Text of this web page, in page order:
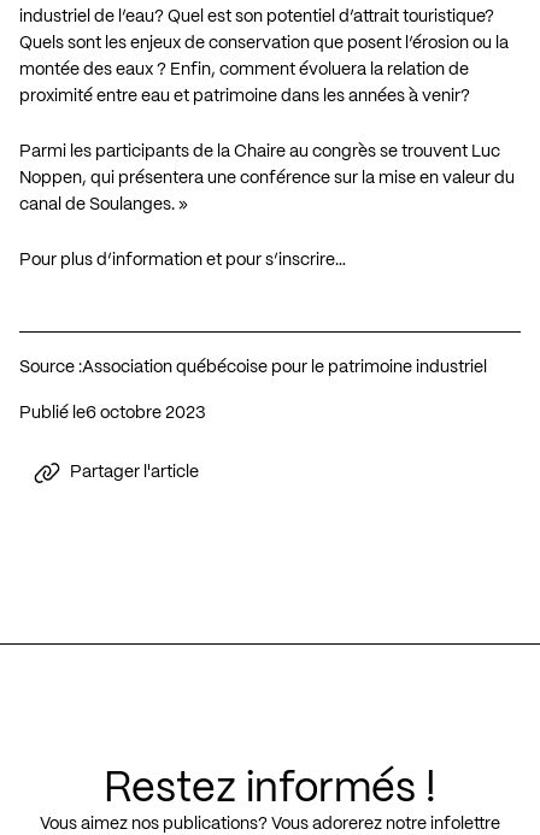
industriel de l’eau? Quel est son potentiel d’attrait touristique?
Quels sont les enjeux de conservation que posent l’érosion ou la
montée des eaux ? Enfin, comment évoluera la relation de
proximité entre eau et patrimoine dans les années à venir?
Parmi les participants de la Chaire au congrès se trouvent Luc
Noppen, qui présentera une conférence sur la mise en valeur du
canal de Soulanges. »
Pour plus d’information et pour s’inscrire…
Source :Association québécoise pour le patrimoine industriel
Publié le 6 octobre 2023
Partager l'article
Restez informés !
Vous aimez nos publications? Vous adorerez notre infolettre